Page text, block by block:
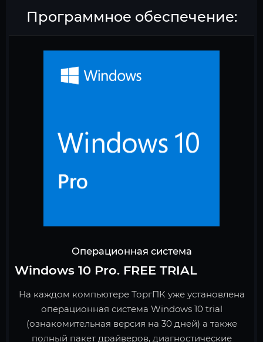
Программное обеспечение:
Операционная система
Windows 10 Pro. FREE TRIAL
На каждом компьютере ТоргПК уже установлена
операционная система Windows 10 trial
(ознакомительная версия на 30 дней) а также
полный пакет драйверов, диагностические